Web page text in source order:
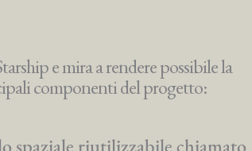
e mira a rendere possibile la
componenti del progetto: